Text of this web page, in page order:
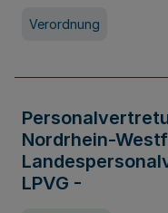
Verordnung
Nordrhein-
LPVG -